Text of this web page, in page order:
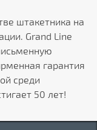
штакетника на
Grand Line
гарантия
среди
50 лет!